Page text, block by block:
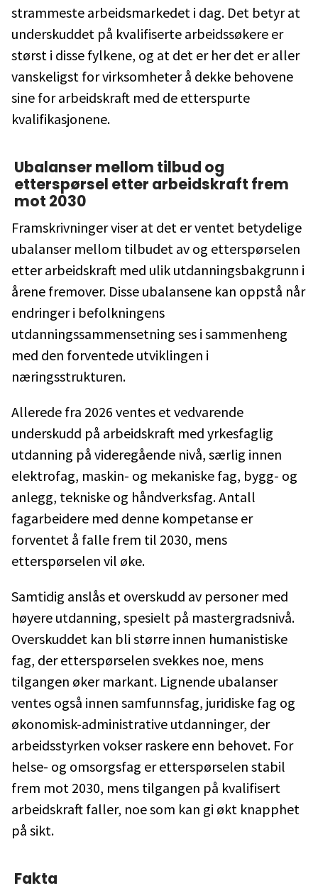
strammeste arbeidsmarkedet i dag. Det betyr at
underskuddet på kvalifiserte arbeidssøkere er
størst i disse fylkene, og at det er her det er aller
vanskeligst for virksomheter å dekke behovene
sine for arbeidskraft med de etterspurte
kvalifikasjonene.
Ubalanser mellom tilbud og
etterspørsel etter arbeidskraft frem
mot 2030
Framskrivninger viser at det er ventet betydelige
ubalanser mellom tilbudet av og etterspørselen
etter arbeidskraft med ulik utdanningsbakgrunn i
årene fremover. Disse ubalansene kan oppstå når
endringer i befolkningens
utdanningssammensetning ses i sammenheng
med den forventede utviklingen i
næringsstrukturen.
Allerede fra 2026 ventes et vedvarende
underskudd på arbeidskraft med yrkesfaglig
utdanning på videregående nivå, særlig innen
elektrofag, maskin- og mekaniske fag, bygg- og
anlegg, tekniske og håndverksfag. Antall
fagarbeidere med denne kompetanse er
forventet å falle frem til 2030, mens
etterspørselen vil øke.
Samtidig anslås et overskudd av personer med
høyere utdanning, spesielt på mastergradsnivå.
Overskuddet kan bli større innen humanistiske
fag, der etterspørselen svekkes noe, mens
tilgangen øker markant. Lignende ubalanser
ventes også innen samfunnsfag, juridiske fag og
økonomisk-administrative utdanninger, der
arbeidsstyrken vokser raskere enn behovet. For
helse- og omsorgsfag er etterspørselen stabil
frem mot 2030, mens tilgangen på kvalifisert
arbeidskraft faller, noe som kan gi økt knapphet
på sikt.
Fakta